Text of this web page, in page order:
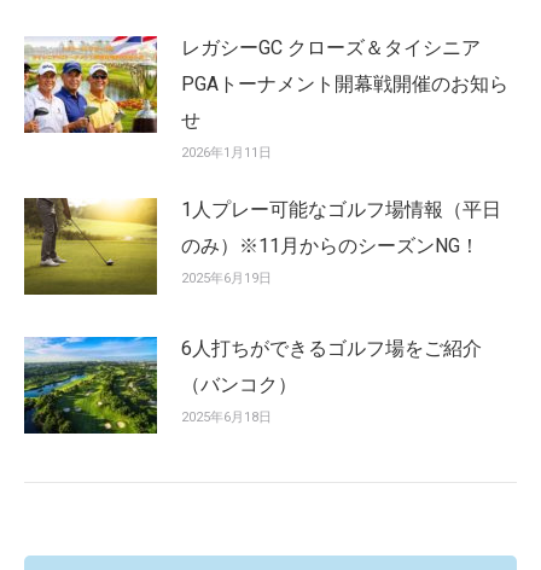
レガシーGC クローズ＆タイシニア
PGAトーナメント開幕戦開催のお知ら
せ
2026年1月11日
1人プレー可能なゴルフ場情報（平日
のみ）※11月からのシーズンNG！
2025年6月19日
6人打ちができるゴルフ場をご紹介
（バンコク）
2025年6月18日